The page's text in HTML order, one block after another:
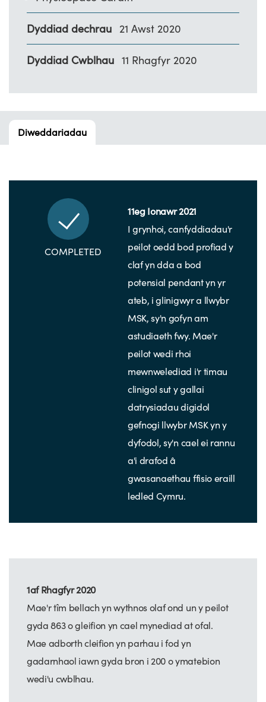
Dyddiad dechrau 21 Awst 2020
Dyddiad Cwblhau 11 Rhagfyr 2020
Diweddariadau
COMPLETED
11eg Ionawr 2021
I grynhoi, canfyddiadau'r
peilot oedd bod profiad y
claf yn dda a bod
potensial pendant yn yr
ateb, i glinigwyr a llwybr
MSK, sy'n gofyn am
astudiaeth fwy. Mae'r
peilot wedi rhoi
mewnwelediad i'r timau
clinigol sut y gallai
datrysiadau digidol
gefnogi llwybr MSK yn y
dyfodol, sy'n cael ei rannu
a'i drafod â
gwasanaethau ffisio eraill
ledled Cymru.
1af Rhagfyr 2020
Mae'r tîm bellach yn wythnos olaf ond un y peilot
gyda 863 o gleifion yn cael mynediad at ofal.
Mae adborth cleifion yn parhau i fod yn
gadarnhaol iawn gyda bron i 200 o ymatebion
wedi'u cwblhau.